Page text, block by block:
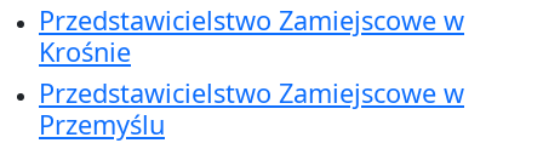
Przedstawicielstwo Zamiejscowe w
Krośnie
Przedstawicielstwo Zamiejscowe w
Przemyślu